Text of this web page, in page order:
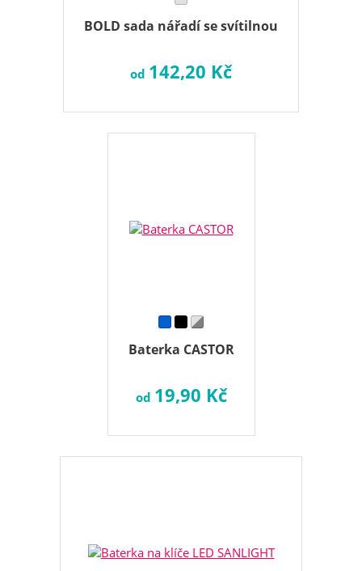
BOLD sada nářadí se svítilnou
od 142,20 Kč
Baterka CASTOR
od 19,90 Kč